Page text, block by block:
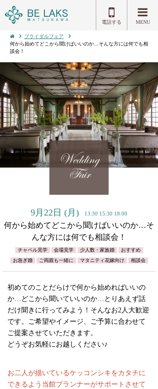
電話する MENU
ブライダルフェア
何から始めてどこから聞けばいいのか…そんな方には何でも相
談会！
Wedding
Fair
9月22日 (月) 13:30 15:30 18:00
何から始めてどこから聞けばいいのか…そ
んな方には何でも相談会！
チャペル見学 会場見学 少人数・家族婚
おすすめ
お急ぎ婚
ご両親も一緒に マタニティ花嫁向け 相談会
初めてのことだらけで何から始めればいいの
か…どこから聞いていいのか…とりあえず話
だけ聞きに行ってみよう！そんなお2人大歓迎
です。ご希望やイメージ、ご予算に合わせて
ご提案させていただきます。
どうぞお気軽にお越しください♪
お二人が描いているケッコンシキをカタチに
できるよう当館プランナーがサポートさせて